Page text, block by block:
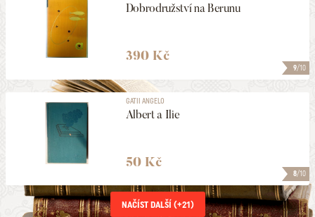
9/10
Dobrodružství na Berunu
390 Kč
8/10
GATII ANGELO
Albert a Ilie
50 Kč
NAČÍST DALŠÍ (+21)